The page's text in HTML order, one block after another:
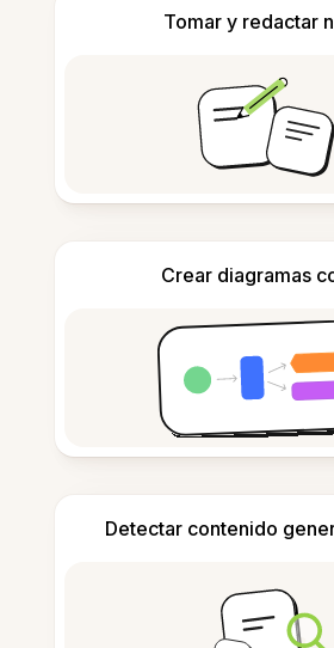
Tomar y redactar
Crear diagramas
Detectar contenido